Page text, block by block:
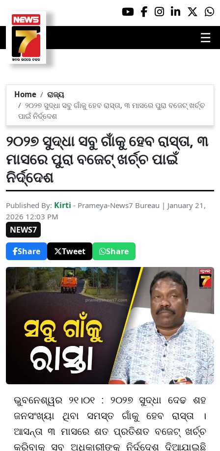
☰
Home
ରାଜ୍ୟ
୨୦୨୭ ସୁଦ୍ଧା ସବୁ ଗାଁକୁ ହେବ ରାସ୍ତା, ୩ ମାସରେ ପୁରା ବଜେଟ୍ ଖର୍ଚ୍ଚ
ପାଇଁ ନିର୍ଦ୍ଦେଶ
୨୦୨୭ ସୁଦ୍ଧା ସବୁ ଗାଁକୁ ହେବ ରାସ୍ତା, ୩
ମାସରେ ପୁରା ବଜେଟ୍ ଖର୍ଚ୍ଚ ପାଇଁ
ନିର୍ଦ୍ଦେଶ
Published By: Kirti - Prameya-News7 Bureau | January 21,
2026 12:03 PM
NEWS7
Share
Tweet Share
ଭୁବନେଶ୍ୱର ୨୧।୦୧ : ୨୦୨୭ ସୁଦ୍ଧା ଦେଢ ଶହ
ଜନସଂଖ୍ୟା ଥିବା ସମସ୍ତ ଗାଁକୁ ହେବ ରାସ୍ତା ।
ଆସନ୍ତା ୩ ମାସରେ ଶତ ପ୍ରତିଶତ ବଜେଟ୍ ଖର୍ଚ୍ଚ
କରିବାକୁ ସବୁ ଅଧିକାରୀଙ୍କୁ ନିର୍ଦ୍ଦେଶ ଦିଆଯାଇଛି